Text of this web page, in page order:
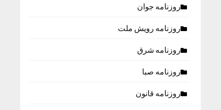
روزنامه جوان
روزنامه رویش ملت
روزنامه شرق
روزنامه صبا
روزنامه قانون